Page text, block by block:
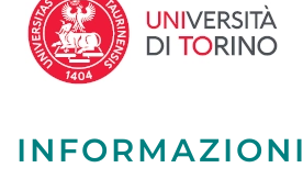
INFORMAZIONI